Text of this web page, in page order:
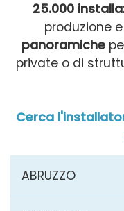
25.000
produzione
panoramiche
private o di
Cerca
ABRUZZO